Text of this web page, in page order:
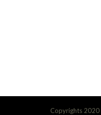
Copyrights 2020